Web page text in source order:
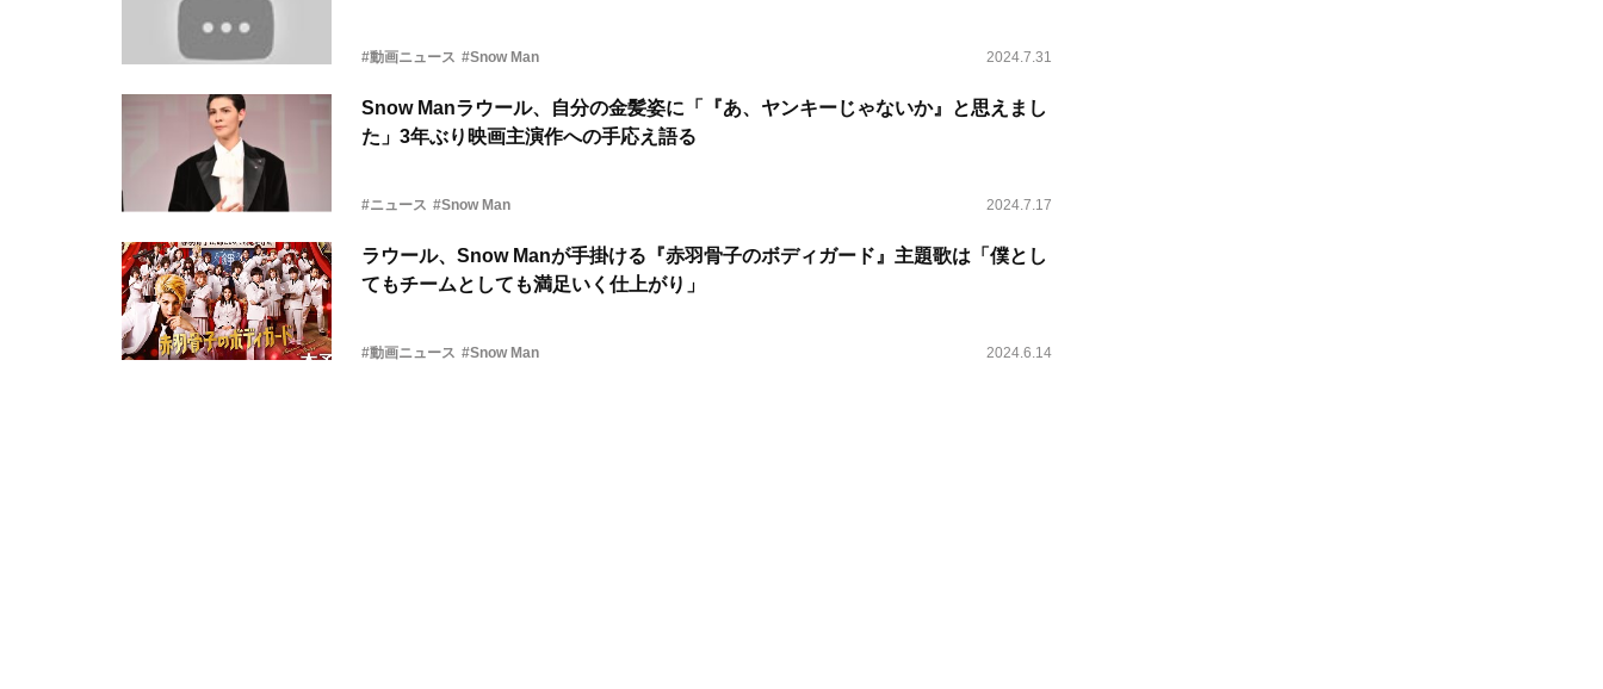
#動画ニュース #Snow Man 2024.7.31
Snow Manラウール、自分の金髪姿に「『あ、ヤンキーじゃないか』と思えまし
た」3年ぶり映画主演作への手応え語る
#ニュース #Snow Man 2024.7.17
ラウール、Snow Manが手掛ける『赤羽骨子のボディガード』主題歌は「僕とし
てもチームとしても満足いく仕上がり」
#動画ニュース #Snow Man 2024.6.14